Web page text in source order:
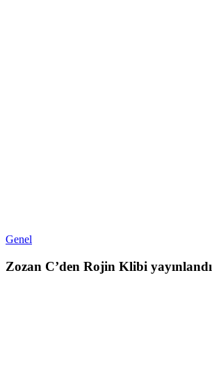
Genel
Zozan C’den Rojin Klibi yayınlandı